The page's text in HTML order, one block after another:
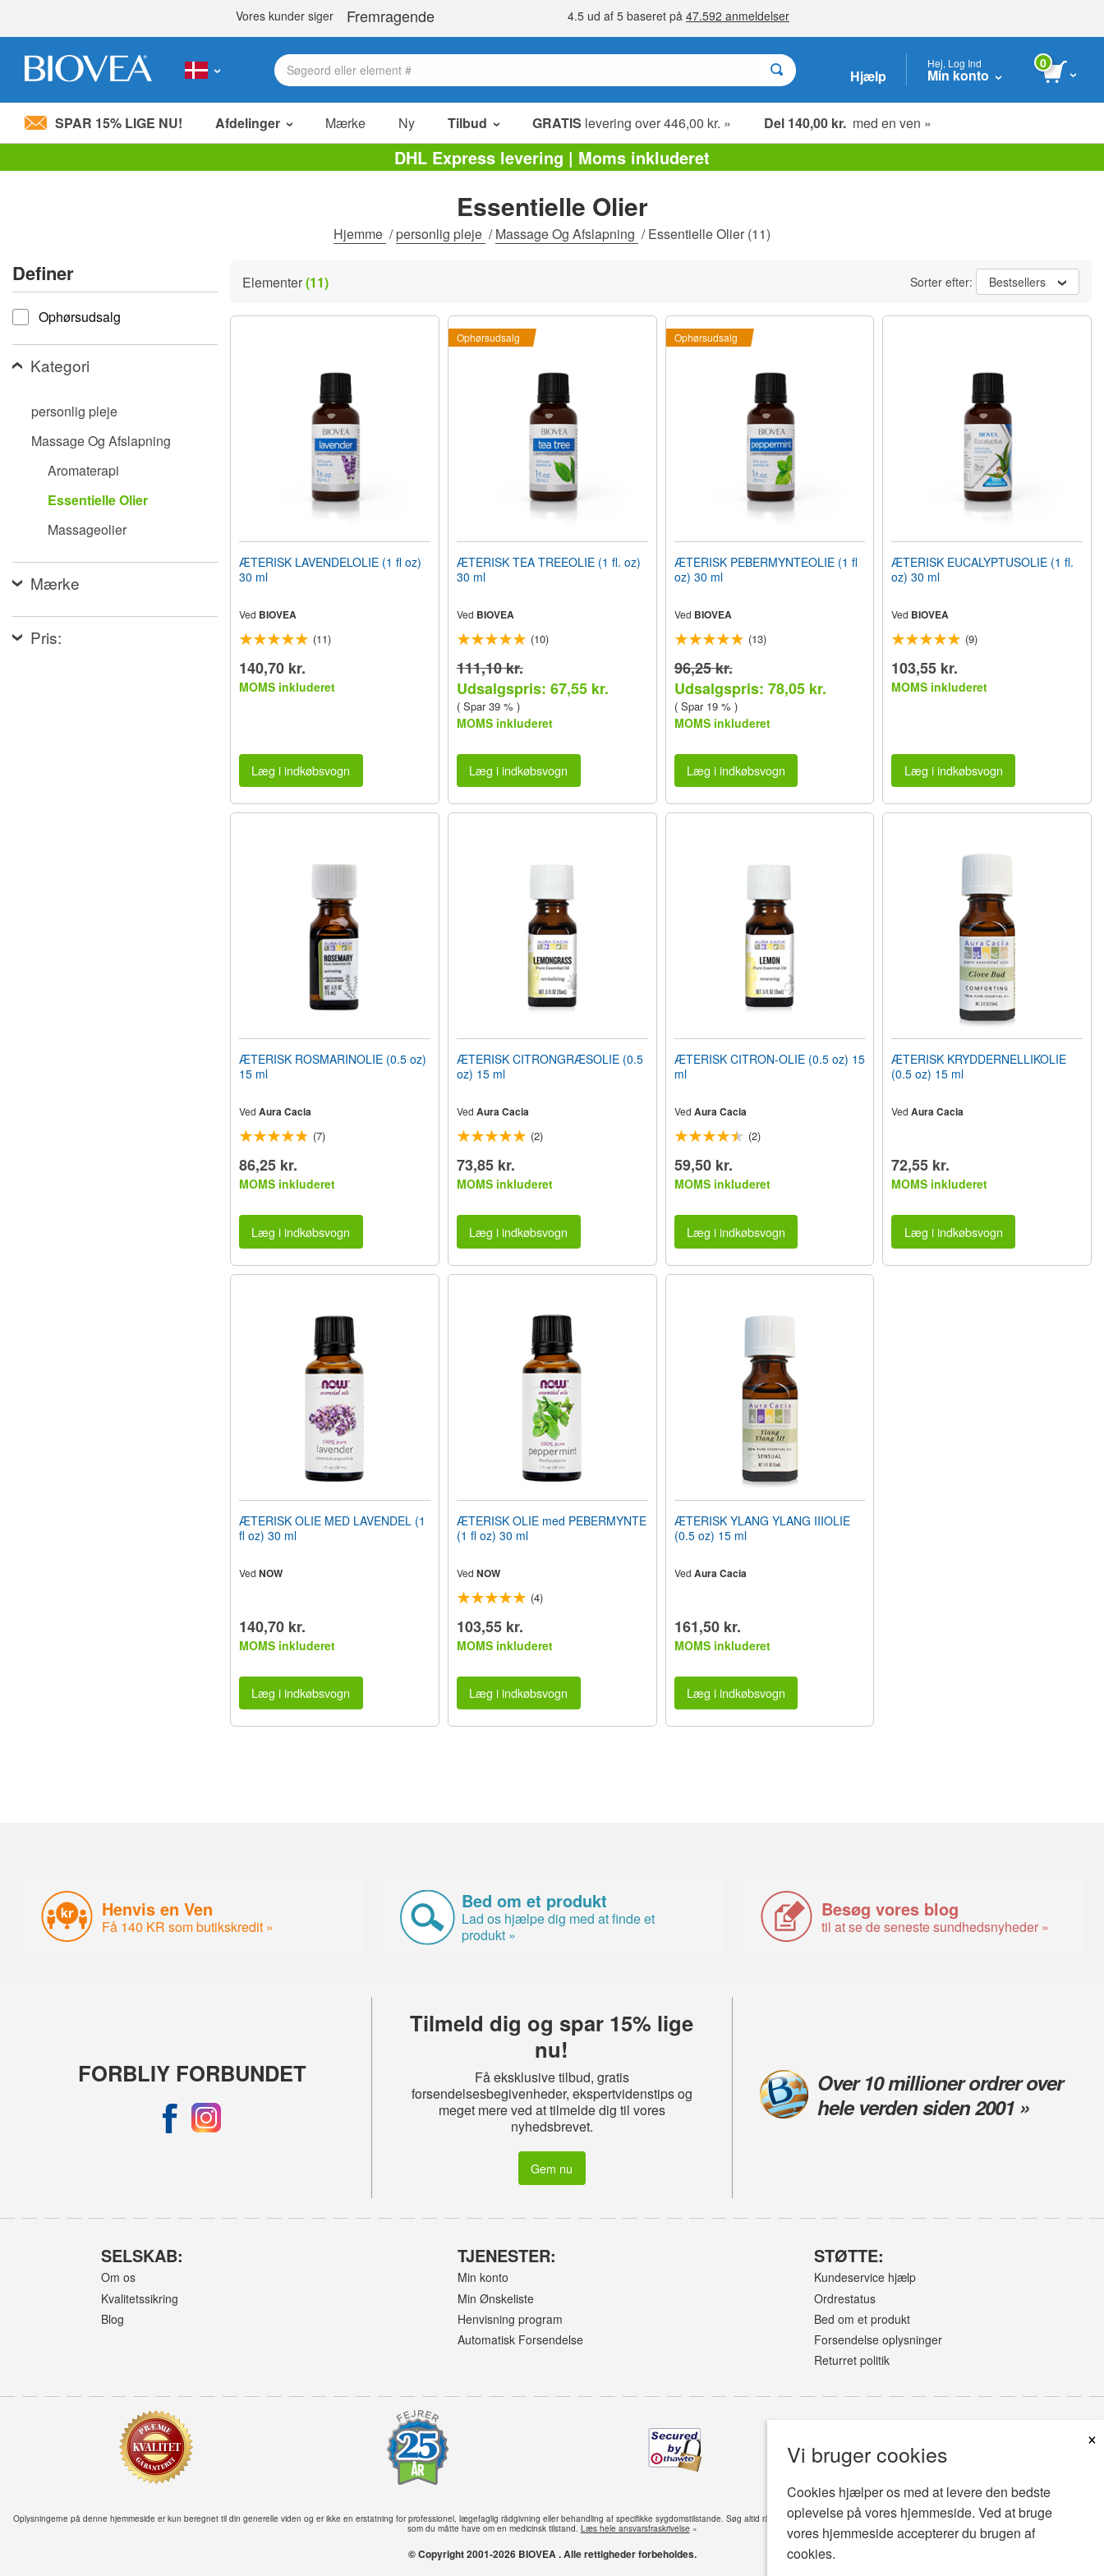
Bemærk:
Control-
F11
for
justere
hjemmesiden
bruger
skærmlæser;
tilgængelighedsmenu.
Hjælp
Hej, Log Ind
Min konto
0
SPAR 15% LIGE NU! Afdelinger Mærke Ny Tilbud GRATIS levering over 446,00 kr. » Del 140,00 kr. med en ven »
Salg poster
Værdipakker
Ophørsudsalg
DHL Express levering | Moms inkluderet
Vi bruger cookies
×
Cookies hjælper os med at levere den bedste
oplevelse på vores hjemmeside. Ved at bruge
vores hjemmeside accepterer du brugen af
cookies.
Essentielle Olier
Hjemme /personlig pleje /Massage Og Afslapning /Essentielle Olier (11)
Definer
Definer
Ophørsudsalg
Kategori
personlig pleje
Massage Og Afslapning
Aromaterapi
Essentielle Olier
Massageolier
Mærke
Pris:
Elementer(11) Sorter efter: Bestsellers
ÆTERISK LAVENDELOLIE (1 fl oz)
30 ml
Ved BIOVEA
(11)
140,70 kr.
MOMS inkluderet
Læg i indkøbsvogn
Ophørsudsalg
ÆTERISK TEA TREEOLIE (1 fl. oz)
30 ml
Ved BIOVEA
(10)
111,10 kr.
Udsalgspris: 67,55 kr.
( Spar 39 % )
MOMS inkluderet
Læg i indkøbsvogn
Ophørsudsalg
ÆTERISK PEBERMYNTEOLIE (1 fl
oz) 30 ml
Ved BIOVEA
(13)
96,25 kr.
Udsalgspris: 78,05 kr.
( Spar 19 % )
MOMS inkluderet
Læg i indkøbsvogn
ÆTERISK EUCALYPTUSOLIE (1 fl.
oz) 30 ml
Ved BIOVEA
(9)
103,55 kr.
MOMS inkluderet
Læg i indkøbsvogn
ÆTERISK ROSMARINOLIE (0.5 oz)
15 ml
Ved Aura Cacia
(7)
86,25 kr.
MOMS inkluderet
Læg i indkøbsvogn
ÆTERISK CITRONGRÆSOLIE (0.5
oz) 15 ml
Ved Aura Cacia
(2)
73,85 kr.
MOMS inkluderet
Læg i indkøbsvogn
ÆTERISK CITRON-OLIE (0.5 oz) 15
ml
Ved Aura Cacia
(2)
59,50 kr.
MOMS inkluderet
Læg i indkøbsvogn
ÆTERISK KRYDDERNELLIKOLIE
(0.5 oz) 15 ml
Ved Aura Cacia
72,55 kr.
MOMS inkluderet
Læg i indkøbsvogn
ÆTERISK OLIE MED LAVENDEL (1
fl oz) 30 ml
Ved NOW
140,70 kr.
MOMS inkluderet
Læg i indkøbsvogn
ÆTERISK OLIE med PEBERMYNTE
(1 fl oz) 30 ml
Ved NOW
(4)
103,55 kr.
MOMS inkluderet
Læg i indkøbsvogn
ÆTERISK YLANG YLANG IIIOLIE
(0.5 oz) 15 ml
Ved Aura Cacia
161,50 kr.
MOMS inkluderet
Læg i indkøbsvogn
Henvis en Ven
Få 140 KR som butikskredit »
Bed om et produkt
Lad os hjælpe dig med at finde et
produkt »
Besøg vores blog
til at se de seneste sundhedsnyheder »
FORBLIY FORBUNDET
Tilmeld dig og spar 15% lige
nu!
Få eksklusive tilbud, gratis
forsendelsesbegivenheder, ekspertvidenstips og
meget mere ved at tilmelde dig til vores
nyhedsbrevet.
Gem nu
Over 10 millioner ordrer over
hele verden siden 2001 »
SELSKAB:
Om os
Kvalitetssikring
Blog
TJENESTER:
Min konto
Min Ønskeliste
Henvisning program
Automatisk Forsendelse
STØTTE:
Kundeservice hjælp
Ordrestatus
Bed om et produkt
Forsendelse oplysninger
Returret politik
© Copyright 2001-2026 BIOVEA . Alle rettigheder forbeholdes.
Oplysningerne på denne hjemmeside er kun beregnet til din generelle viden og er ikke en erstatning for professionel, lægefaglig rådgivning eller behandling af specifikke sygdomstilstande. Søg altid råd hos din læge eller en anden kvalificeret sundhedsplejer med eventuelle spørgsmål,
som du måtte have om en medicinsk tilstand. Læs hele ansvarsfraskrivelse »